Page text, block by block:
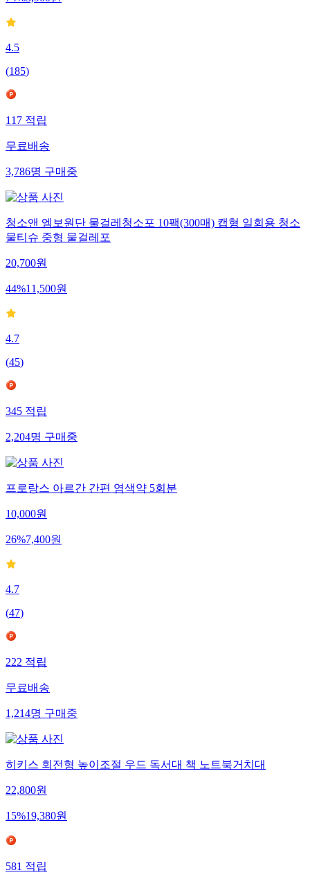
4.5
(185)
117 적립
무료배송
3,786명 구매중
청소앤 엠보원단 물걸레청소포 10팩(300매) 캡형 일회용 청소
물티슈 중형 물걸레포
20,700원
44%11,500원
4.7
(45)
345 적립
2,204명 구매중
프로랑스 아르간 간편 염색약 5회분
10,000원
26%7,400원
4.7
(47)
222 적립
무료배송
1,214명 구매중
히키스 회전형 높이조절 우드 독서대 책 노트북거치대
22,800원
15%19,380원
581 적립